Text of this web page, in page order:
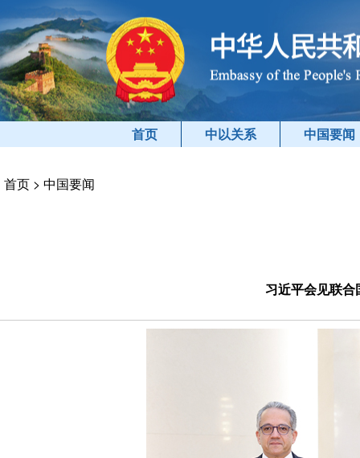
首页 中以关系 中国要闻
首页 > 中国要闻
习近平会见联